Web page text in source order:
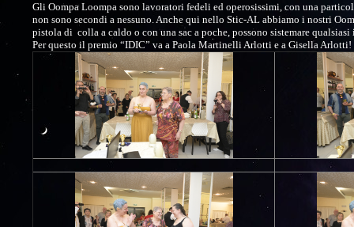
Gli Oompa Loompa sono lavoratori fedeli ed operosissimi, con una
non sono secondi a nessuno. Anche qui nello Stic-AL abbiamo i nostri
pistola di colla a caldo o con una sac a poche, possono sistemare
Per questo il premio “IDIC” va a Paola Martinelli Arlotti e a Gisella Arlotti!